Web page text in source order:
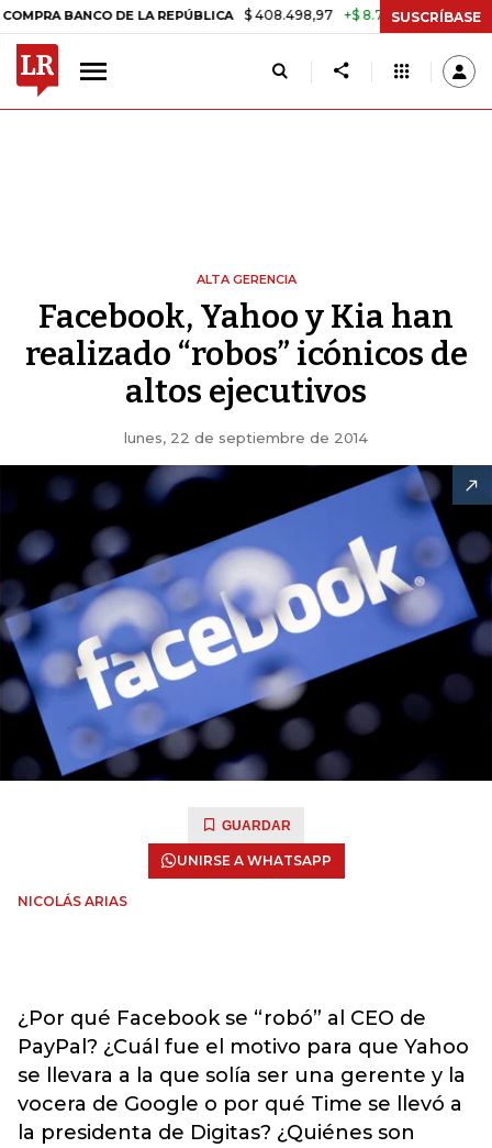
DE LA REPÚBLICA $ 408.498,97 +$ 8.753,81 +2,19% TASA
SUSCRÍBASE
ALTA GERENCIA
Facebook, Yahoo y Kia han
realizado “robos” icónicos de
altos ejecutivos
lunes, 22 de septiembre de 2014
GUARDAR
UNIRSE A WHATSAPP
NICOLÁS ARIAS
¿Por qué Facebook se “robó” al CEO de
PayPal? ¿Cuál fue el motivo para que Yahoo
se llevara a la que solía ser una gerente y la
vocera de Google o por qué Time se llevó a
la presidenta de Digitas? ¿Quiénes son